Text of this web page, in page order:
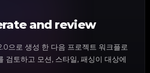
and review
으로 생성 한 다음 프로젝트 워크플로
검토하고 모션, 스타일, 패싱이 대상에